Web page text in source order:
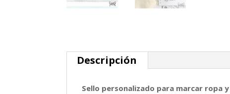
Descripción
Sello personalizado para marcar ropa